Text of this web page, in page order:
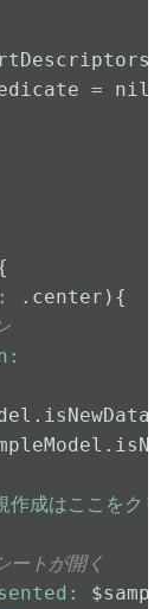
= nil
.center){
作成はここをク
トが開く